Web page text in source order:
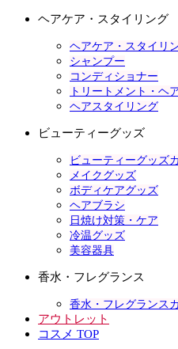
ヘアケア・スタイリング
ヘアケア・スタイリ
シャンプー
コンディショナー
トリートメント・ヘ
ヘアスタイリング
ビューティーグッズ
ビューティーグッズ
メイクグッズ
ボディケアグッズ
ヘアブラシ
日焼け対策・ケア
冷温グッズ
美容器具
香水・フレグランス
香水・フレグランス
アウトレット
コスメ TOP